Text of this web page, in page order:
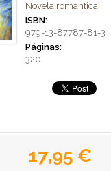
Novela romantica
ISBN:
979-13-87787-81-3
Páginas:
320
17,95 €